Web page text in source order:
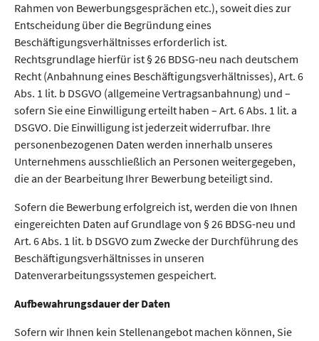
Rahmen von Bewerbungsgesprächen etc.), soweit dies zur
Entscheidung über die Begründung eines
Beschäftigungsverhältnisses erforderlich ist.
Rechtsgrundlage hierfür ist § 26 BDSG-neu nach deutschem
Recht (Anbahnung eines Beschäftigungsverhältnisses), Art. 6
Abs. 1 lit. b DSGVO (allgemeine Vertragsanbahnung) und –
sofern Sie eine Einwilligung erteilt haben – Art. 6 Abs. 1 lit. a
DSGVO. Die Einwilligung ist jederzeit widerrufbar. Ihre
personenbezogenen Daten werden innerhalb unseres
Unternehmens ausschließlich an Personen weitergegeben,
die an der Bearbeitung Ihrer Bewerbung beteiligt sind.
Sofern die Bewerbung erfolgreich ist, werden die von Ihnen
eingereichten Daten auf Grundlage von § 26 BDSG-neu und
Art. 6 Abs. 1 lit. b DSGVO zum Zwecke der Durchführung des
Beschäftigungsverhältnisses in unseren
Datenverarbeitungssystemen gespeichert.
Aufbewahrungsdauer der Daten
Sofern wir Ihnen kein Stellenangebot machen können, Sie